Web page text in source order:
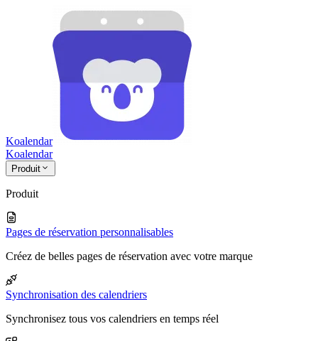
Koalendar
Koalendar
Produit
Produit
Pages de réservation personnalisables
Créez de belles pages de réservation avec votre marque
Synchronisation des calendriers
Synchronisez tous vos calendriers en temps réel